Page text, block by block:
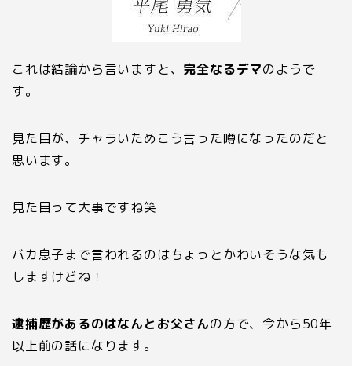
これは結論から言いますと、 完全なるデマのようで
す。
見た目が、チャラいためこう言った噂になったのだと
思います。
見た目って大事ですね笑
バカ息子まで言われるのはちょっとかわいそうな気も
しますけどね！
逮捕歴があるのはなんとお父さんの方で、今から50年
以上前の話になります。